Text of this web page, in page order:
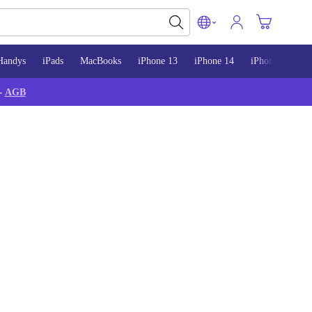
iPads MacBooks iPhone 13 iPhone 14 iPhone 15
AGB